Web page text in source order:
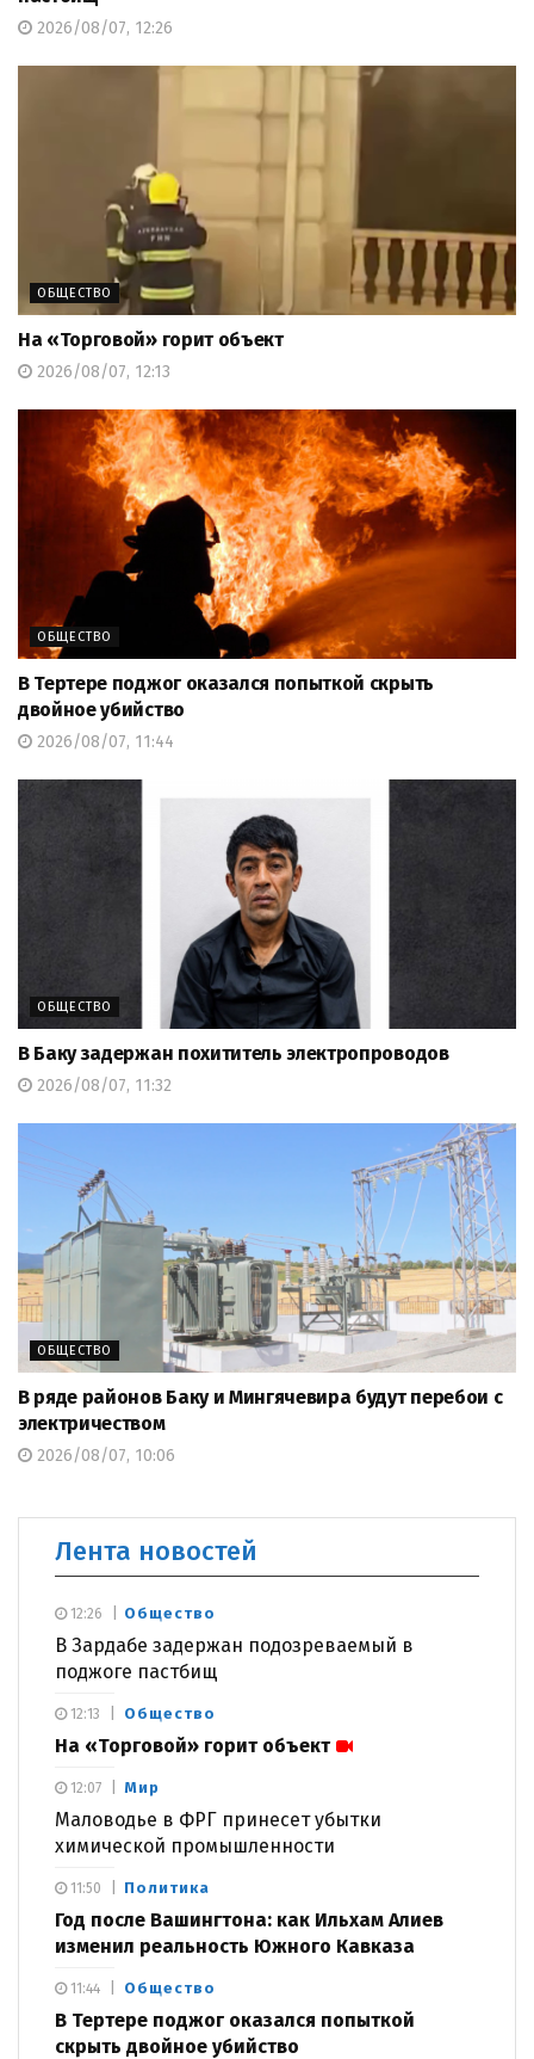
2026/08/07, 12:26
ОБЩЕСТВО
На «Торговой» горит объект
2026/08/07, 12:13
ОБЩЕСТВО
В Тертере поджог оказался попыткой скрыть
двойное убийство
2026/08/07, 11:44
ОБЩЕСТВО
В Баку задержан похититель электропроводов
2026/08/07, 11:32
ОБЩЕСТВО
В ряде районов Баку и Мингячевира будут перебои с
электричеством
2026/08/07, 10:06
Лента новостей
Общество
В Зардабе задержан подозреваемый в
поджоге пастбищ
12:26
Общество
На «Торговой» горит объект
12:13
Мир
Маловодье в ФРГ принесет убытки
химической промышленности
12:07
Политика
Год после Вашингтона: как Ильхам Алиев
изменил реальность Южного Кавказа
11:50
Общество
В Тертере поджог оказался попыткой
скрыть двойное убийство
11:44